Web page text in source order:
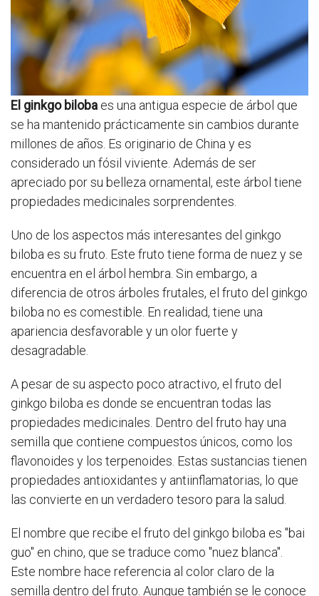
El ginkgo biloba es una antigua especie de árbol que
se ha mantenido prácticamente sin cambios durante
millones de años. Es originario de China y es
considerado un fósil viviente. Además de ser
apreciado por su belleza ornamental, este árbol tiene
propiedades medicinales sorprendentes.
Uno de los aspectos más interesantes del ginkgo
biloba es su fruto. Este fruto tiene forma de nuez y se
encuentra en el árbol hembra. Sin embargo, a
diferencia de otros árboles frutales, el fruto del ginkgo
biloba no es comestible. En realidad, tiene una
apariencia desfavorable y un olor fuerte y
desagradable.
A pesar de su aspecto poco atractivo, el fruto del
ginkgo biloba es donde se encuentran todas las
propiedades medicinales. Dentro del fruto hay una
semilla que contiene compuestos únicos, como los
flavonoides y los terpenoides. Estas sustancias tienen
propiedades antioxidantes y antiinflamatorias, lo que
las convierte en un verdadero tesoro para la salud.
El nombre que recibe el fruto del ginkgo biloba es "bai
guo" en chino, que se traduce como "nuez blanca".
Este nombre hace referencia al color claro de la
semilla dentro del fruto. Aunque también se le conoce